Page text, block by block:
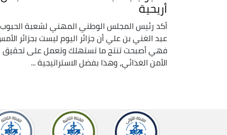
أريحية
أكد رئيس المجلس الوطني المهني لشعبة
عبد الغني بن علي أن جزائر اليوم ليست بجزائر
فهي أصبحت تنتج ما تستهلك وتعمل على تحقيق
الأمن الغذائي، وهذا بفضل الاستراتيجية ...